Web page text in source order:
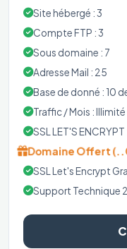
Site hébergé : 3
Compte FTP : 3
Sous domaine : 7
Adresse Mail : 25
Base de donné : 10
Traffic / Mois : Illimité
SSL LET'S
Domaine Offert
SSL Let's Encrypt
Support Technique